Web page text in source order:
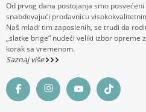
Od prvog dana postojanja smo
snabdevajući prodavnicu
Naš mladi tim zaposlenih, se trudi da
„slatke brige“ nudeći veliki izbor opreme
korak sa vremenom.
Saznaj više